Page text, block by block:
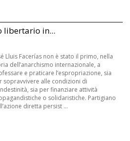
libertario in...
Lluis Facerías non è stato il primo, nella
dell’anarchismo internazionale, a
e praticare l’espropriazione, sia
sopravvivere alle condizioni di
sia per finanziare attività
o solidaristiche. Partigiano
diretta persist ...